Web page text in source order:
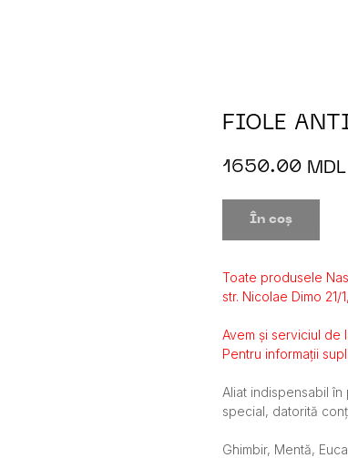
FIOLE
1650.00 MDL
În coș
Toate produsele
str. Nicolae Dimo 21/
Avem și serviciul de
Pentru informații
Aliat indispensabil
special, datorită
Ghimbir, Mentă,